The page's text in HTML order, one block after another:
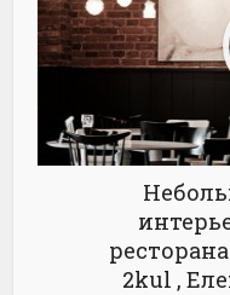
2kul ,